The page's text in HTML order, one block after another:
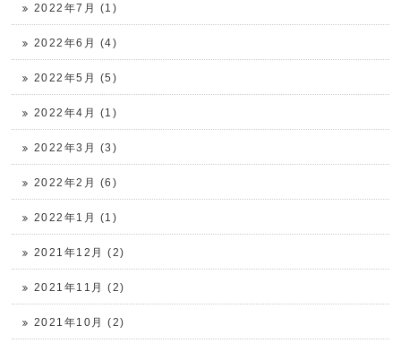
2022年7月 (1)
2022年6月 (4)
2022年5月 (5)
2022年4月 (1)
2022年3月 (3)
2022年2月 (6)
2022年1月 (1)
2021年12月 (2)
2021年11月 (2)
2021年10月 (2)